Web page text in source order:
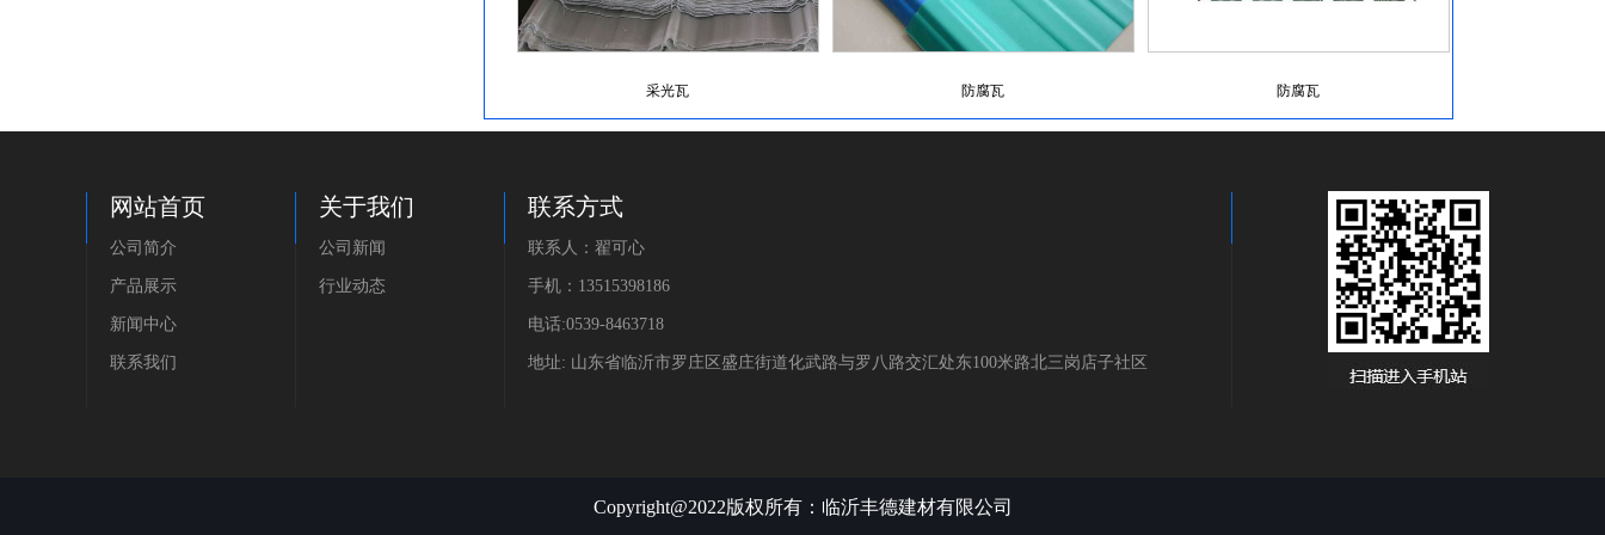
采光瓦 防腐瓦 防腐瓦
网站首页
公司简介
产品展示
新闻中心
联系我们
关于我们
公司新闻
行业动态
联系方式
联系人：翟可心
手机：13515398186
电话:0539-8463718
地址: 山东省临沂市罗庄区盛庄街道化武路与罗八路交汇处东100米路北三岗店子社区
Copyright@2022版权所有：临沂丰德建材有限公司